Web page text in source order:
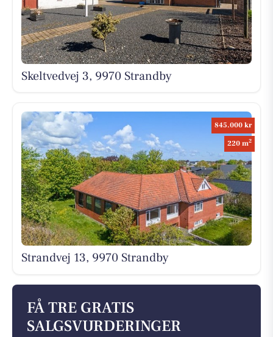
Skeltvedvej 3, 9970 Strandby
845.000 kr
220 m2
Strandvej 13, 9970 Strandby
FÅ TRE GRATIS
SALGSVURDERINGER